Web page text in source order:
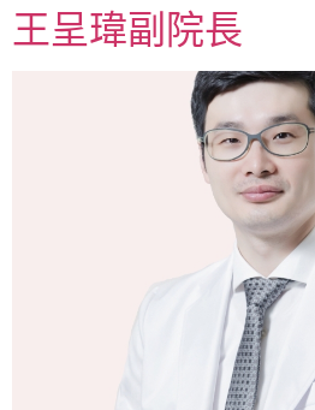
王呈瑋副院長